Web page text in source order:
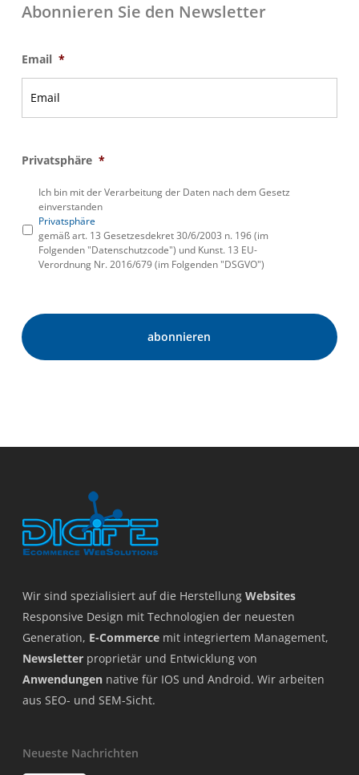
Abonnieren Sie den Newsletter
Email *
Privatsphäre *
Ich bin mit der Verarbeitung der Daten nach dem Gesetz
einverstanden
Privatsphäre
gemäß art. 13 Gesetzesdekret 30/6/2003 n. 196 (im
Folgenden "Datenschutzcode") und Kunst. 13 EU-
Verordnung Nr. 2016/679 (im Folgenden "DSGVO")
Wir sind spezialisiert auf die Herstellung Websites
Responsive Design mit Technologien der neuesten
Generation, E-Commerce mit integriertem Management,
Newsletter proprietär und Entwicklung von
Anwendungen native für IOS und Android. Wir arbeiten
aus SEO- und SEM-Sicht.
Neueste Nachrichten